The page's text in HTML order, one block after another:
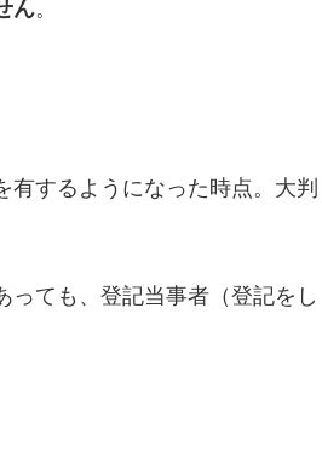
ん。
有するようになった時点。大判
ても、登記当事者（登記をし